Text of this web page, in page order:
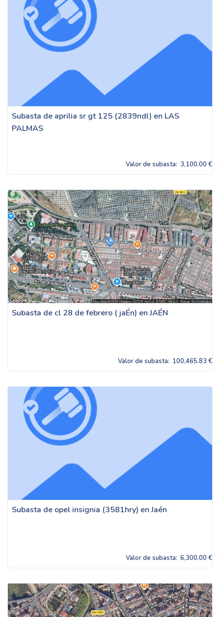
Subasta de aprilia sr gt 125 (2839ndl) en LAS
PALMAS
Valor de subasta: 3,100.00 €
Subasta de cl 28 de febrero ( jaÉn) en JAÉN
Valor de subasta: 100,465.83 €
Subasta de opel insignia (3581hry) en Jaén
Valor de subasta: 6,300.00 €